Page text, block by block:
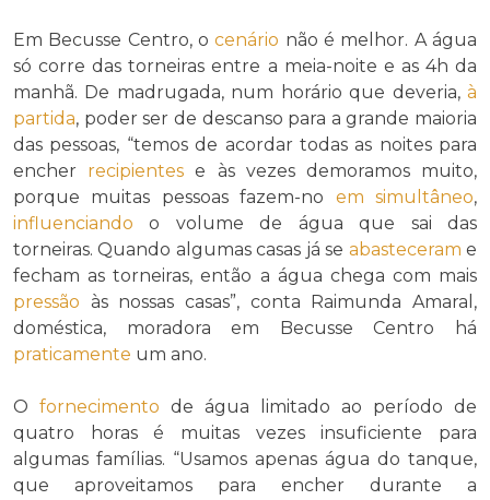
Em Becusse Centro, ocenário não é melhor. A água
só corre das torneiras entre a meia-noite e as 4h da
manhã. De madrugada, num horário que deveria, à
partida, poder ser de descanso para a grande maioria
das pessoas, “temos de acordar todas as noites para
encher recipientes e às vezes demoramos muito,
porque muitas pessoas fazem-no em simultâneo,
influenciandoo volume de água que sai das
torneiras. Quando algumas casas já se abastecerame
fecham as torneiras, então a água chega com mais
pressão às nossas casas”, conta Raimunda Amaral,
doméstica, moradora em Becusse Centro há
praticamente um ano.
O fornecimento de água limitado ao período de
quatro horas é muitas vezes insuficiente para
algumas famílias. “Usamos apenas água do tanque,
que aproveitamos para encher durante a